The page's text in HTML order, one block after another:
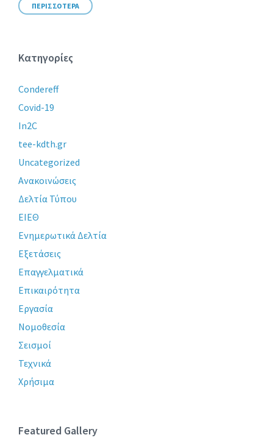
ΠΕΡΙΣΣΟΤΕΡΑ
Κατηγορίες
Condereff
Covid-19
In2C
tee-kdth.gr
Uncategorized
Ανακοινώσεις
Δελτία Τύπου
ΕΙΕΘ
Ενημερωτικά Δελτία
Εξετάσεις
Επαγγελματικά
Επικαιρότητα
Εργασία
Νομοθεσία
Σεισμοί
Τεχνικά
Χρήσιμα
Featured Gallery